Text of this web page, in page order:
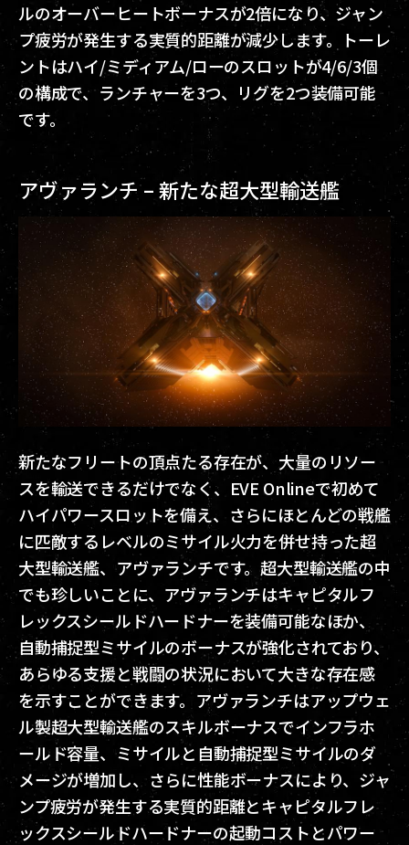
ルのオーバーヒートボーナスが2倍になり、ジャン
プ疲労が発生する実質的距離が減少します。トーレ
ントはハイ/ミディアム/ローのスロットが4/6/3個
の構成で、ランチャーを3つ、リグを2つ装備可能
です。
アヴァランチ – 新たな超大型輸送艦
新たなフリートの頂点たる存在が、大量のリソー
スを輸送できるだけでなく、EVE Onlineで初めて
ハイパワースロットを備え、さらにほとんどの戦艦
に匹敵するレベルのミサイル火力を併せ持った超
大型輸送艦、アヴァランチです。超大型輸送艦の中
でも珍しいことに、アヴァランチはキャピタルフ
レックスシールドハードナーを装備可能なほか、
自動捕捉型ミサイルのボーナスが強化されており、
あらゆる支援と戦闘の状況において大きな存在感
を示すことができます。アヴァランチはアップウェ
ル製超大型輸送艦のスキルボーナスでインフラホ
ールド容量、ミサイルと自動捕捉型ミサイルのダ
メージが増加し、さらに性能ボーナスにより、ジャ
ンプ疲労が発生する実質的距離とキャピタルフレ
ックスシールドハードナーの起動コストとパワー